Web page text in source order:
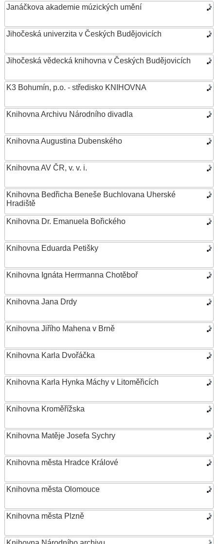
Janáčkova akademie múzických umění
Jihočeská univerzita v Českých Budějovicích
Jihočeská vědecká knihovna v Českých Budějovicích
K3 Bohumín, p.o. - středisko KNIHOVNA
Knihovna Archivu Národního divadla
Knihovna Augustina Dubenského
Knihovna AV ČR, v. v. i.
Knihovna Bedřicha Beneše Buchlovana Uherské
Hradiště
Knihovna Dr. Emanuela Bořického
Knihovna Eduarda Petišky
Knihovna Ignáta Herrmanna Chotěboř
Knihovna Jana Drdy
Knihovna Jiřího Mahena v Brně
Knihovna Karla Dvořáčka
Knihovna Karla Hynka Máchy v Litoměřicích
Knihovna Kroměřížska
Knihovna Matěje Josefa Sychry
Knihovna města Hradce Králové
Knihovna města Olomouce
Knihovna města Plzně